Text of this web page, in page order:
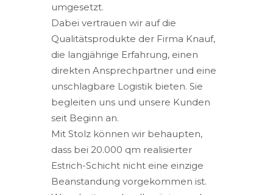
umgesetzt.
Dabei vertrauen wir auf die
Qualitätsprodukte der Firma Knauf,
die langjährige Erfahrung, einen
direkten Ansprechpartner und eine
unschlagbare Logistik bieten. Sie
begleiten uns und unsere Kunden
seit Beginn an.
Mit Stolz können wir behaupten,
dass bei 20.000 qm realisierter
Estrich-Schicht nicht eine einzige
Beanstandung vorgekommen ist.